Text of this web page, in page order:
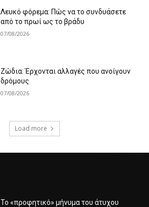
Λευκό φόρεμα: Πώς να το συνδυάσετε
από το πρωί ως το βράδυ
07/08/2026
Ζώδια: Έρχονται αλλαγές που ανοίγουν
δρόμους
07/08/2026
Load more
Το «προφητικό» μήνυμα του άτυχου